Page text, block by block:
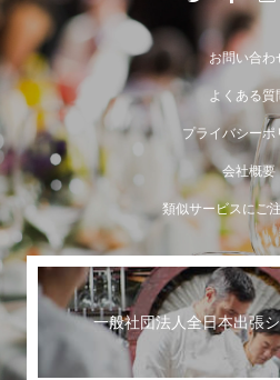
世界に誇る日本のおもてなし
お問い合わ
よくある質
プライバシーポ
会社概要
類似サービスにご
一般社団法人全日本出張